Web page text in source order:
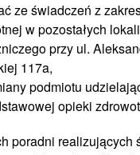
ze świadczeń z
w pozostałych
przy ul.
117a,
podmiotu
opieki
poradni realizujących